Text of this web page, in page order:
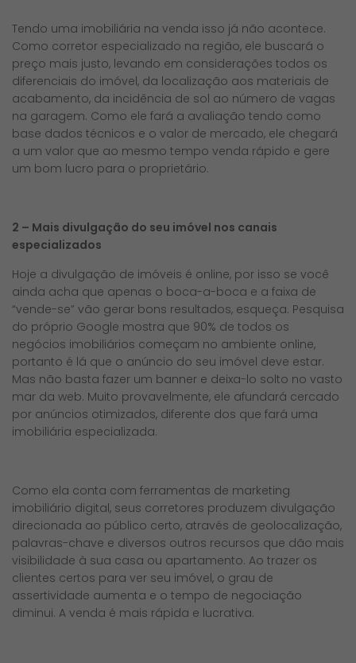
Tendo uma imobiliária na venda isso já não acontece.
Como corretor especializado na região, ele buscará o
preço mais justo, levando em considerações todos os
diferenciais do imóvel, da localização aos materiais de
acabamento, da incidência de sol ao número de vagas
na garagem. Como ele fará a avaliação tendo como
base dados técnicos e o valor de mercado, ele chegará
a um valor que ao mesmo tempo venda rápido e gere
um bom lucro para o proprietário.
2 – Mais divulgação do seu imóvel nos canais
especializados
Hoje a divulgação de imóveis é online, por isso se você
ainda acha que apenas o boca-a-boca e a faixa de
“vende-se” vão gerar bons resultados, esqueça. Pesquisa
do próprio Google mostra que 90% de todos os
negócios imobiliários começam no ambiente online,
portanto é lá que o anúncio do seu imóvel deve estar.
Mas não basta fazer um banner e deixa-lo solto no vasto
mar da web. Muito provavelmente, ele afundará cercado
por anúncios otimizados, diferente dos que fará uma
imobiliária especializada.
Como ela conta com ferramentas de marketing
imobiliário digital, seus corretores produzem divulgação
direcionada ao público certo, através de geolocalização,
palavras-chave e diversos outros recursos que dão mais
visibilidade à sua casa ou apartamento. Ao trazer os
clientes certos para ver seu imóvel, o grau de
assertividade aumenta e o tempo de negociação
diminui. A venda é mais rápida e lucrativa.